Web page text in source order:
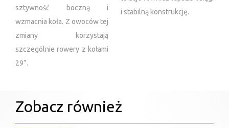
sztywność boczną i
wzmacnia koła. Z owoców tej
zmiany korzystają
szczególnie rowery z kołami
29”.
i stabilną konstrukcję.
Zobacz również